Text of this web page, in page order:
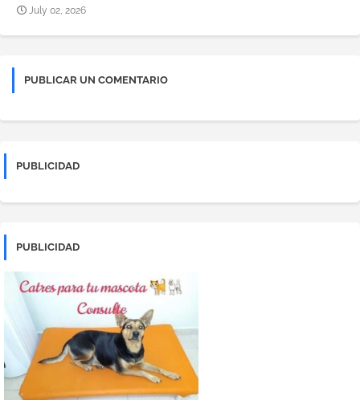
July 02, 2026
PUBLICAR UN COMENTARIO
PUBLICIDAD
PUBLICIDAD